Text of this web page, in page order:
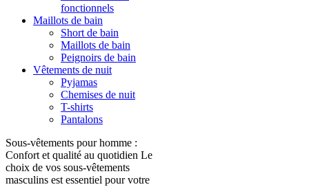
fonctionnels
Maillots de bain
Short de bain
Maillots de bain
Peignoirs de bain
Vêtements de nuit
Pyjamas
Chemises de nuit
T-shirts
Pantalons
Sous-vêtements pour homme :
Confort et qualité au quotidien Le
choix de vos sous-vêtements
masculins est essentiel pour votre